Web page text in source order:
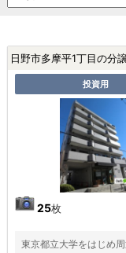
日野市多摩平1丁目の分
投資用
25枚
東京都立大学をはじめ